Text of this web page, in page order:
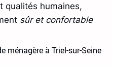
qualités humaines,
sûr et confortable
ménagère à Triel-sur-Seine